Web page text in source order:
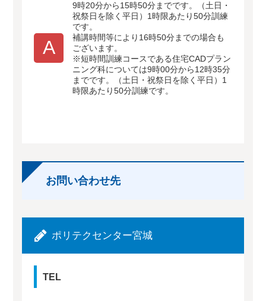
A
9時20分から15時50分までです。（土日・
祝祭日を除く平日）1時限あたり50分訓練
です。
補講時間等により16時50分までの場合も
ございます。
※短時間訓練コースである住宅CADプラン
ニング科については9時00分から12時35分
までです。（土日・祝祭日を除く平日）1
時限あたり50分訓練です。
お問い合わせ先
ポリテクセンター宮城
TEL